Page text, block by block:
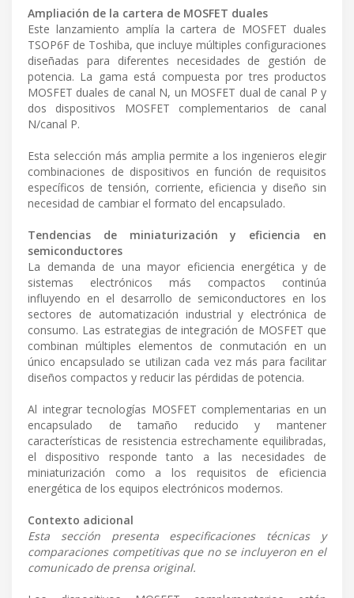
Ampliación de la cartera de MOSFET duales
Este lanzamiento amplía la cartera de MOSFET duales
TSOP6F de Toshiba, que incluye múltiples configuraciones
diseñadas para diferentes necesidades de gestión de
potencia. La gama está compuesta por tres productos
MOSFET duales de canal N, un MOSFET dual de canal P y
dos dispositivos MOSFET complementarios de canal
N/canal P.
Esta selección más amplia permite a los ingenieros elegir
combinaciones de dispositivos en función de requisitos
específicos de tensión, corriente, eficiencia y diseño sin
necesidad de cambiar el formato del encapsulado.
Tendencias de miniaturización y eficiencia en
semiconductores
La demanda de una mayor eficiencia energética y de
sistemas electrónicos más compactos continúa
influyendo en el desarrollo de semiconductores en los
sectores de automatización industrial y electrónica de
consumo. Las estrategias de integración de MOSFET que
combinan múltiples elementos de conmutación en un
único encapsulado se utilizan cada vez más para facilitar
diseños compactos y reducir las pérdidas de potencia.
Al integrar tecnologías MOSFET complementarias en un
encapsulado de tamaño reducido y mantener
características de resistencia estrechamente equilibradas,
el dispositivo responde tanto a las necesidades de
miniaturización como a los requisitos de eficiencia
energética de los equipos electrónicos modernos.
Contexto adicional
Esta sección presenta especificaciones técnicas y
comparaciones competitivas que no se incluyeron en el
comunicado de prensa original.